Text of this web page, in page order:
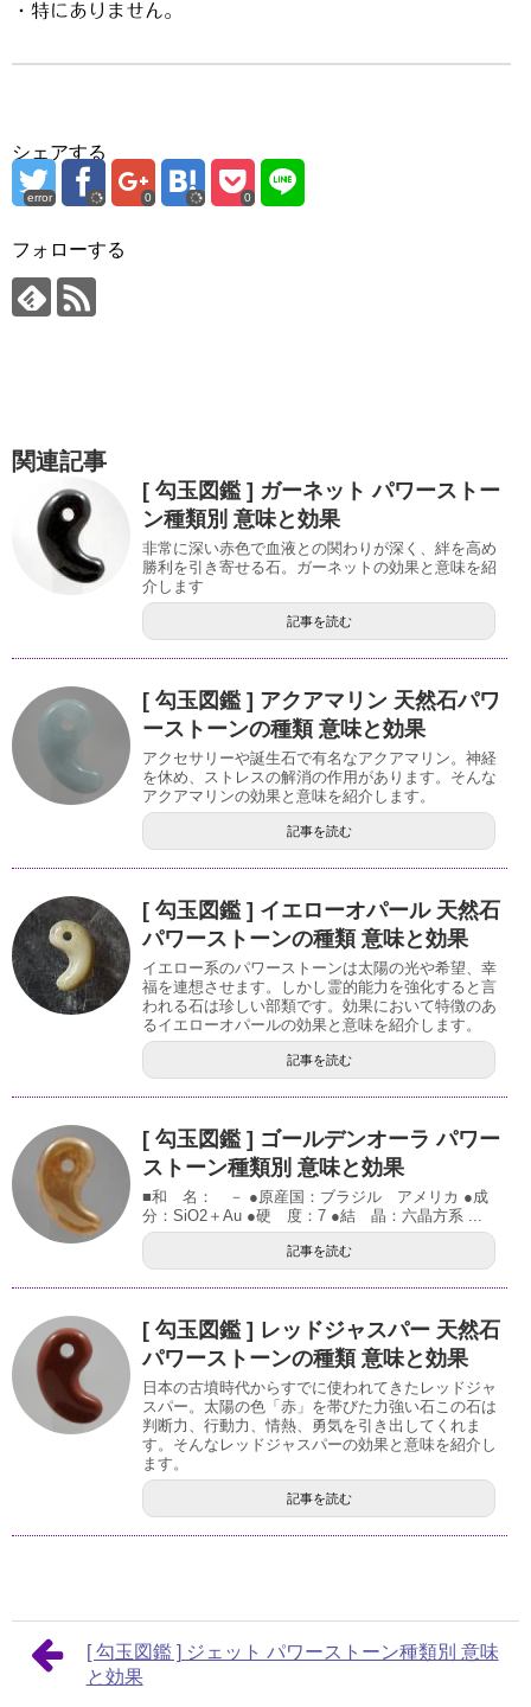
・特にありません。
シェアする
error 0 0
フォローする
関連記事
[ 勾玉図鑑 ] ガーネット パワーストー
ン種類別 意味と効果
非常に深い赤色で血液との関わりが深く、絆を高め
勝利を引き寄せる石。ガーネットの効果と意味を紹
介します
記事を読む
[ 勾玉図鑑 ] アクアマリン 天然石パワ
ーストーンの種類 意味と効果
アクセサリーや誕生石で有名なアクアマリン。神経
を休め、ストレスの解消の作用があります。そんな
アクアマリンの効果と意味を紹介します。
記事を読む
[ 勾玉図鑑 ] イエローオパール 天然石
パワーストーンの種類 意味と効果
イエロー系のパワーストーンは太陽の光や希望、幸
福を連想させます。しかし霊的能力を強化すると言
われる石は珍しい部類です。効果において特徴のあ
るイエローオパールの効果と意味を紹介します。
記事を読む
[ 勾玉図鑑 ] ゴールデンオーラ パワー
ストーン種類別 意味と効果
■和 名： － ●原産国：ブラジル アメリカ ●成
分：SiO2＋Au ●硬 度：7 ●結 晶：六晶方系 ...
記事を読む
[ 勾玉図鑑 ] レッドジャスパー 天然石
パワーストーンの種類 意味と効果
日本の古墳時代からすでに使われてきたレッドジャ
スパー。太陽の色「赤」を帯びた力強い石この石は
判断力、行動力、情熱、勇気を引き出してくれま
す。そんなレッドジャスパーの効果と意味を紹介し
ます。
記事を読む
[ 勾玉図鑑 ] ジェット パワーストーン種類別 意味
と効果